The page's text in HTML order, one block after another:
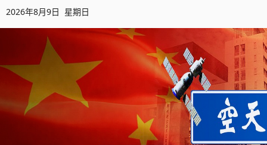
2026年8月9日 星期日